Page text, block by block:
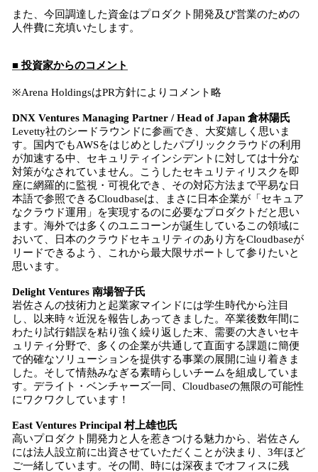
また、今回調達した資金はプロダクト開発及び営業のための
人件費に充填いたします。
■ 投資家からのコメント
※Arena HoldingsはPR方針によりコメント略
DNX Ventures Managing Partner / Head of Japan 倉林陽氏
Levetty社のシードラウンドに参画でき、大変嬉しく思いま
す。国内でもAWSをはじめとしたパブリッククラウドの利用
が加速する中、セキュリティインシデントに対しては十分な
対策がなされていません。こうしたセキュリティリスクを即
座に網羅的に監視・可視化でき、その対応方法まで平易な日
本語で参照できるCloudbaseは、まさに日本企業が「セキュア
なクラウド運用」を実現するのに必要なプロダクトだと思い
ます。海外では多くのユニコーンが誕生しているこの領域に
おいて、日本のクラウドセキュリティのあり方をCloudbaseが
リードできるよう、これから最大限サポートして参りたいと
思います。
Delight Ventures 南場智子氏
岩佐さんの技術力と起業家マインドには学生時代から注目
し、以来時々近況を報告しあってきました。卒業後数年間に
わたり試行錯誤を粘り強く繰り返した末、需要の大きいセキ
ュリティ分野で、多くの企業が共通して直面する課題に簡便
で的確なソリューションを提供する事業の展開に辿り着きま
した。そして情熱みなぎる素晴らしいチームを組成していま
す。デライト・ベンチャーズ一同、Cloudbaseの無限の可能性
にワクワクしています！
East Ventures Principal 村上雄也氏
高いプロダクト開発力と人を惹きつける魅力から、岩佐さん
には法人設立前に出資させていただくことが決まり、3年ほど
ご一緒しています。その間、時には深夜までオフィスに残